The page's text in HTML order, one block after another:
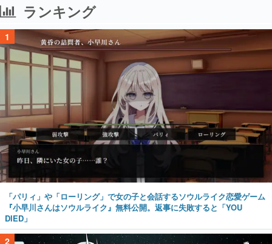
ランキング
1
「パリィ」や「ローリング」で女の子と会話するソウルライク恋愛ゲーム
『小早川さんはソウルライク』無料公開。返事に失敗すると「YOU
DIED」
2